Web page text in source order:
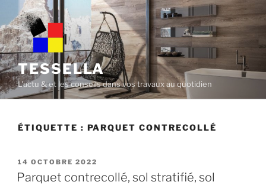
content
TESSELLA
L'actu & et les conseils dans vos travaux au quotidien
ÉTIQUETTE : PARQUET CONTRECOLLÉ
POSTED
ON
14 OCTOBRE 2022
Parquet contrecollé, sol stratifié, sol